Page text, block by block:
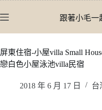
至
內
容
跟著小毛一
屏東住宿-小屋villa Small
戀白色小屋泳池villa民宿
2018 年 6 月 17 日 台